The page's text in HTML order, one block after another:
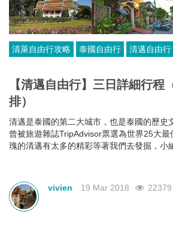
清萊自由行攻略 泰國自由行 清邁自由行
【清邁自由行】三日詳細行程
排）
清邁是泰國的第二大城市，也是泰國的歷史
曾被旅遊雜誌TripAdvisor票選為世界25大
瑰的清邁有太多的精彩等著我們去發掘，小
vivien 19 Mar 2018 22379